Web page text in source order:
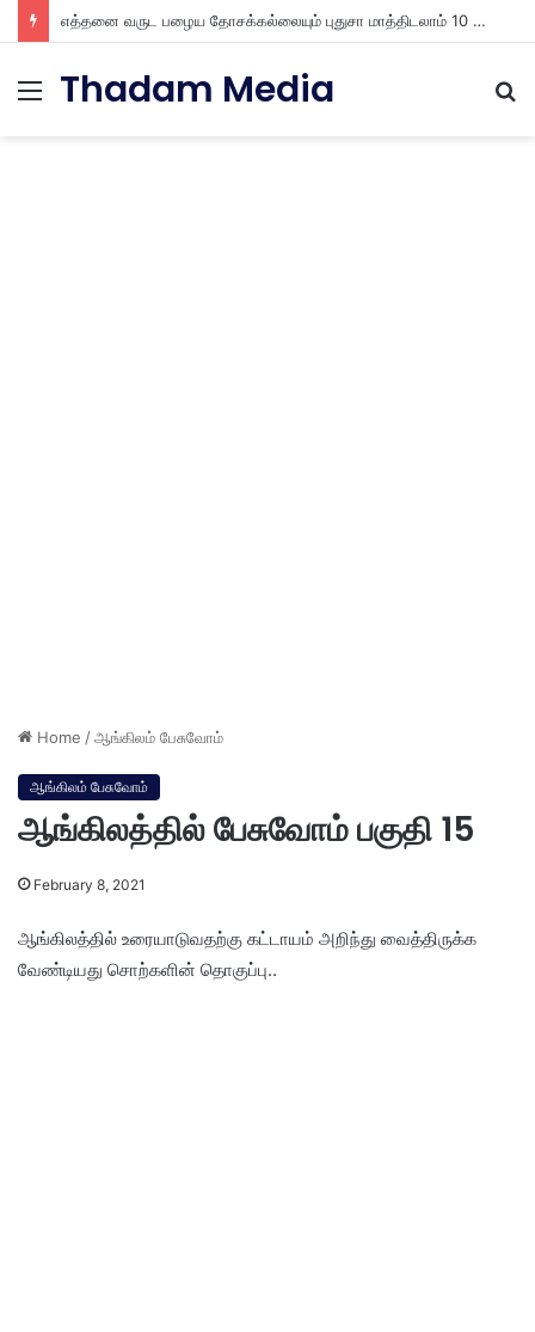
எத்தனை வருட பழைய தோசக்கல்லையும் புதுசா மாத்திடலாம் 10 நிமிடத்தில் பழைய தோசக்கல்லை பள பள என மாத்திடலாம்
Menu
Thadam Media
Home /ஆங்கிலம் பேசுவோம்
ஆங்கிலம் பேசுவோம்
ஆங்கிலத்தில் பேசுவோம் பகுதி 15
February 8, 2021
ஆங்கிலத்தில் உரையாடுவதற்கு கட்டாயம் அறிந்து வைத்திருக்க
வேண்டியது சொற்களின் தொகுப்பு..